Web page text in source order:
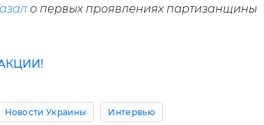
о первых проявлениях партизанщины
Новости Украины Интервью